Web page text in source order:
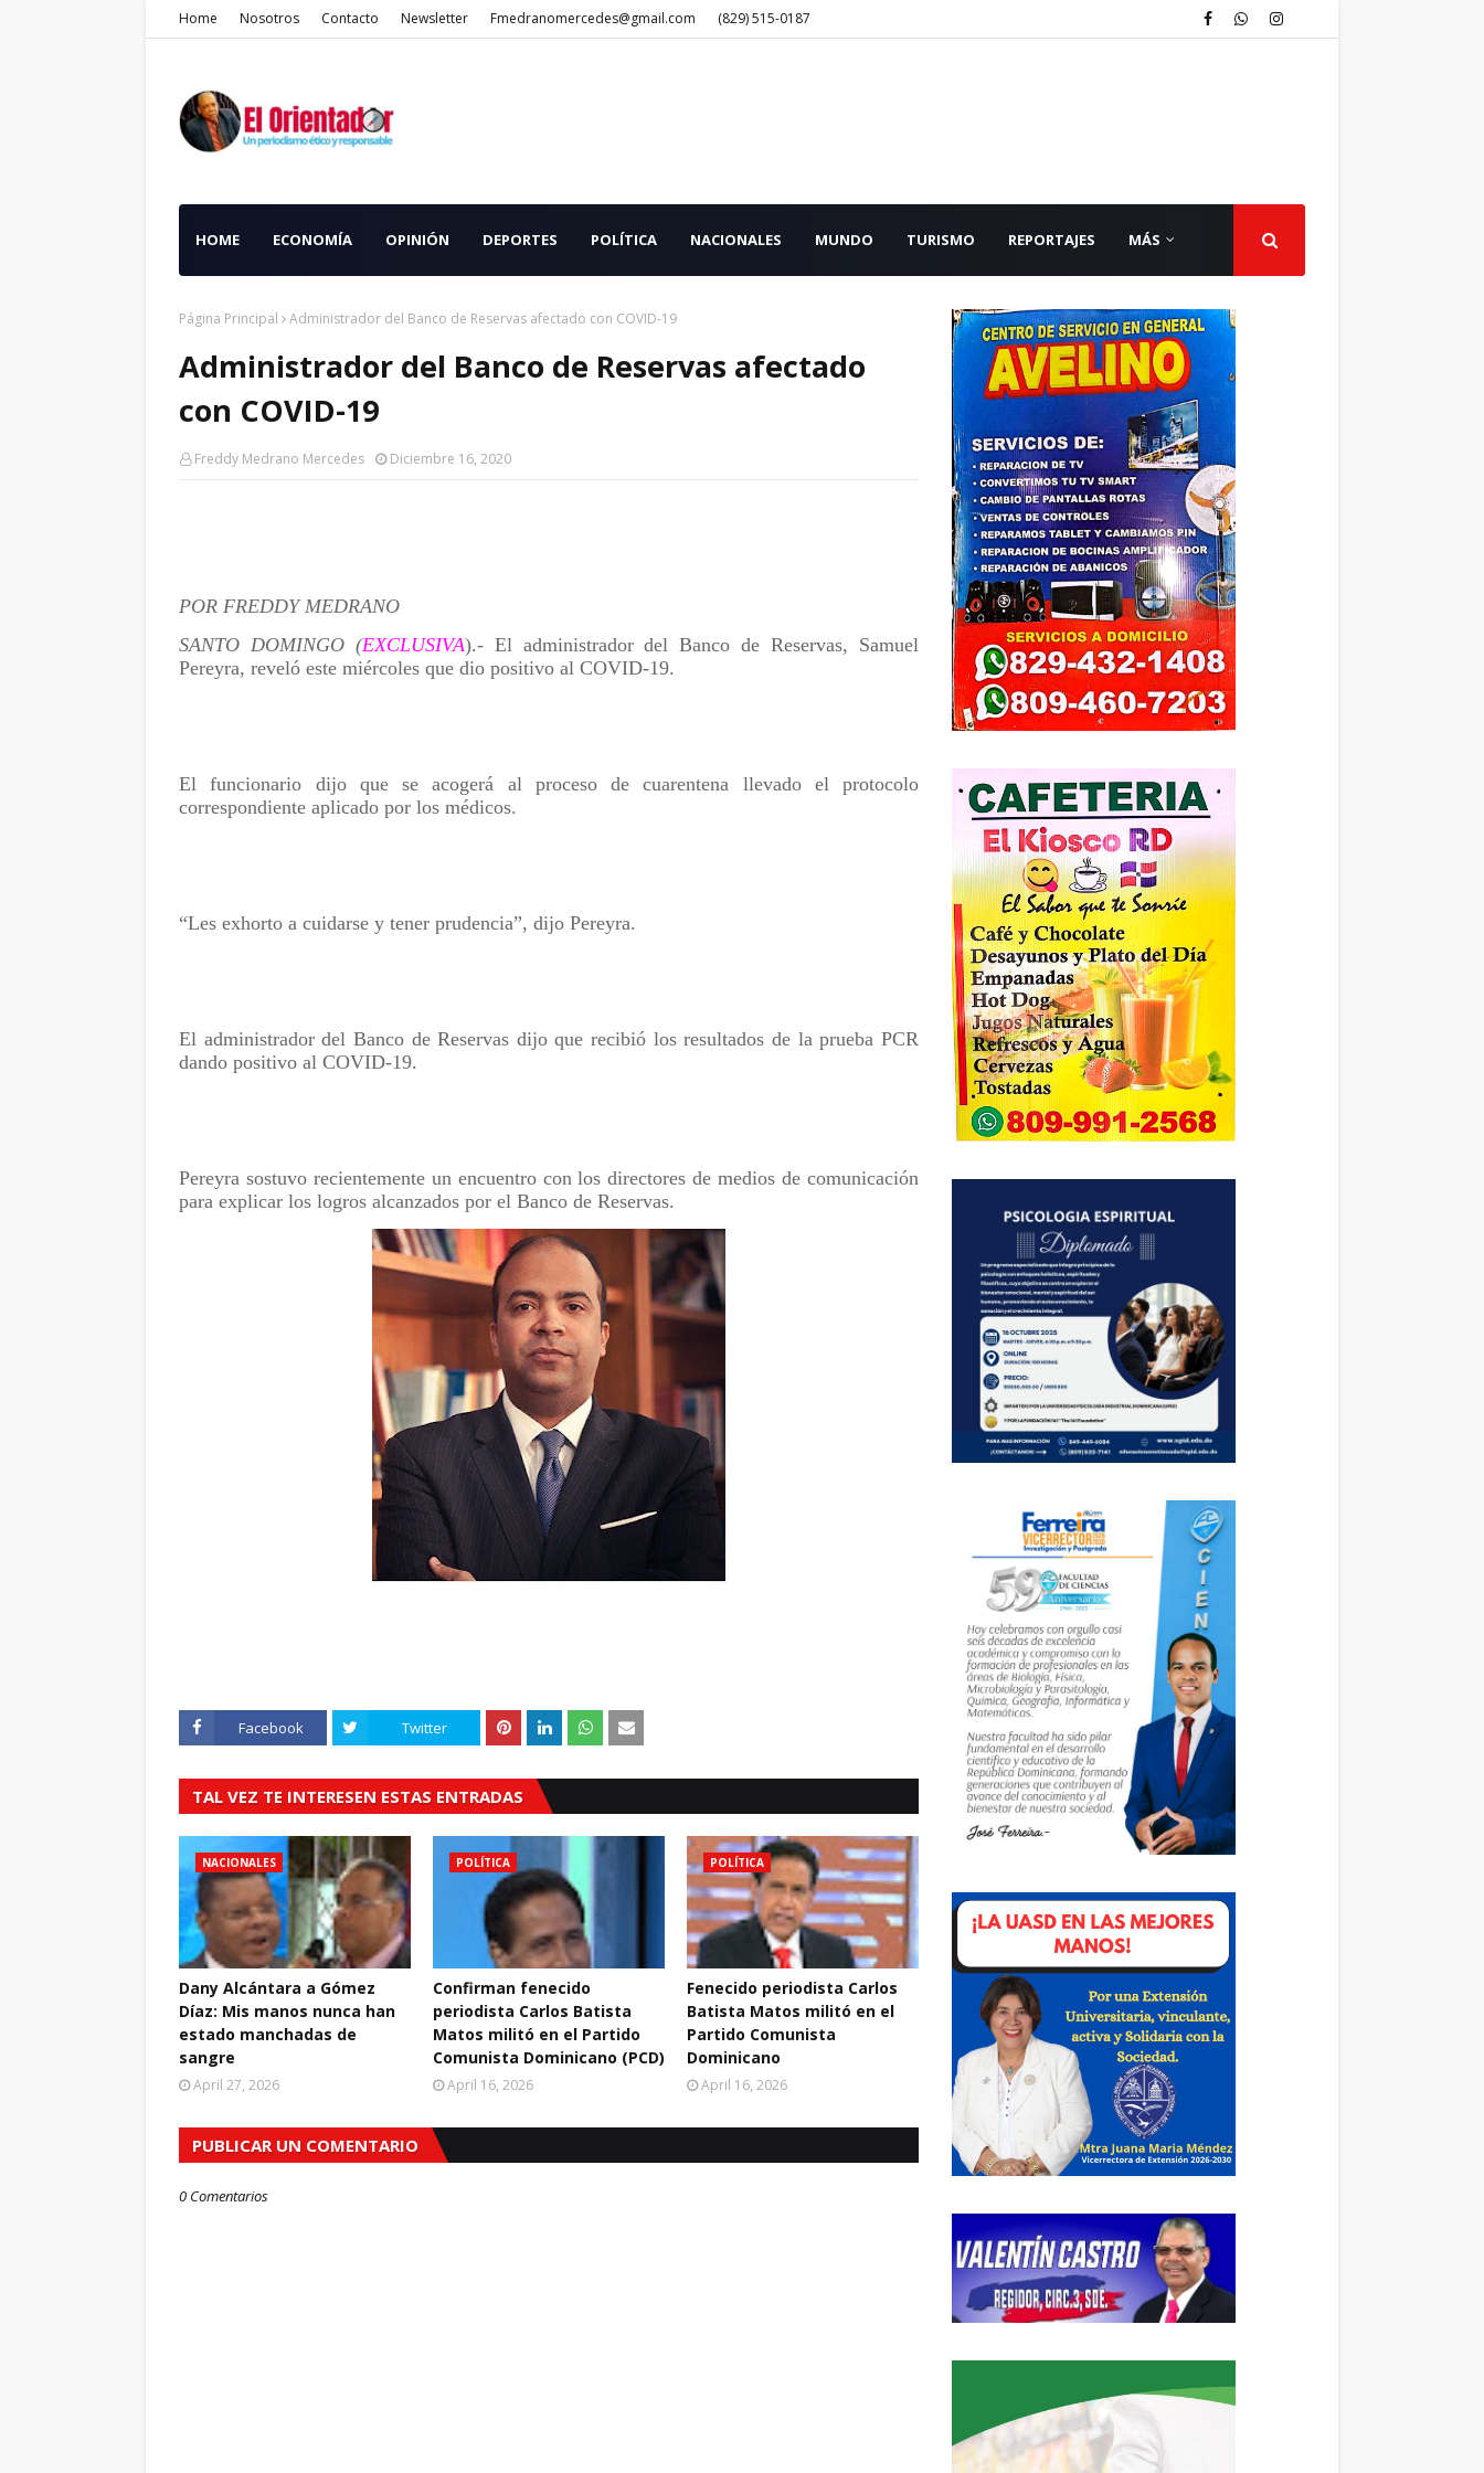
Home Nosotros Contacto Newsletter Fmedranomercedes@gmail.com (829) 515-0187
HOME ECONOMÍA OPINIÓN DEPORTES POLÍTICA NACIONALES MUNDO TURISMO REPORTAJES MÁS
Página Principal Administrador del Banco de Reservas afectado con COVID-19
Administrador del Banco de Reservas afectado
con COVID-19
Freddy Medrano Mercedes Diciembre 16, 2020
POR FREDDY MEDRANO
SANTO DOMINGO (EXCLUSIVA).- El administrador del Banco de Reservas, Samuel
Pereyra, reveló este miércoles que dio positivo al COVID-19.
El funcionario dijo que se acogerá al proceso de cuarentena llevado el protocolo
correspondiente aplicado por los médicos.
“Les exhorto a cuidarse y tener prudencia”, dijo Pereyra.
El administrador del Banco de Reservas dijo que recibió los resultados de la prueba PCR
dando positivo al COVID-19.
Pereyra sostuvo recientemente un encuentro con los directores de medios de comunicación
para explicar los logros alcanzados por el Banco de Reservas.
Facebook Twitter
TAL VEZ TE INTERESEN ESTAS ENTRADAS
NACIONALES
Dany Alcántara a Gómez
Díaz: Mis manos nunca han
estado manchadas de
sangre
April 27, 2026
POLÍTICA
Confirman fenecido
periodista Carlos Batista
Matos militó en el Partido
Comunista Dominicano (PCD)
April 16, 2026
POLÍTICA
Fenecido periodista Carlos
Batista Matos militó en el
Partido Comunista
Dominicano
April 16, 2026
PUBLICAR UN COMENTARIO
0 Comentarios